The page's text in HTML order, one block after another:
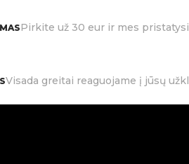
Pirkite už 30 eur ir mes
Visada greitai reaguojame į jūsų